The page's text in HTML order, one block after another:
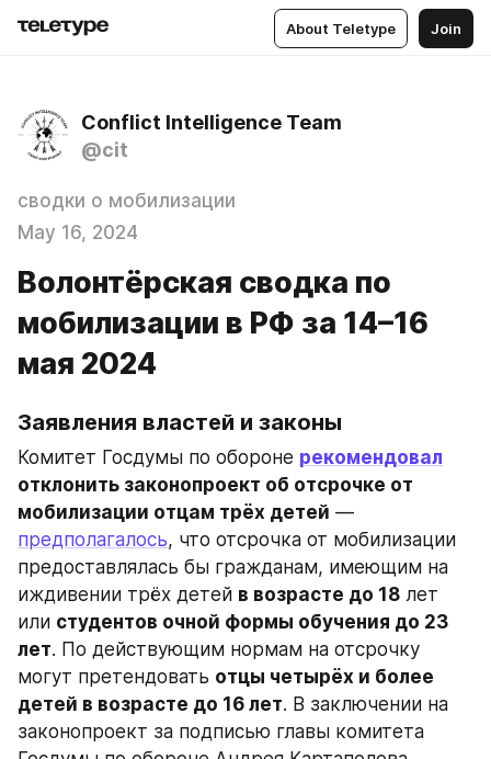
About Teletype Join
Conflict Intelligence Team
@cit
сводки о мобилизации
May 16, 2024
Волонтёрская сводка по
мобилизации в РФ за 14–16
мая 2024
Заявления властей и законы
Комитет Госдумы по обороне рекомендовал
отклонить законопроект об отсрочке от
мобилизации отцам трёх детей
предполагалось, что отсрочка от мобилизации
предоставлялась бы гражданам, имеющим на
иждивении трёх детей в возрасте до 18 лет
или студентов очной формы обучения до 23
лет. По действующим нормам на отсрочку
могут претендовать отцы четырёх и более
детей в возрасте до 16 лет. В заключении на
законопроект за подписью главы комитета